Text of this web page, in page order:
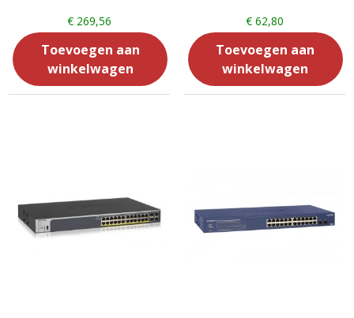
€ 269,56
Toevoegen aan
winkelwagen
€62,80
Toevoegen aan
winkelwagen